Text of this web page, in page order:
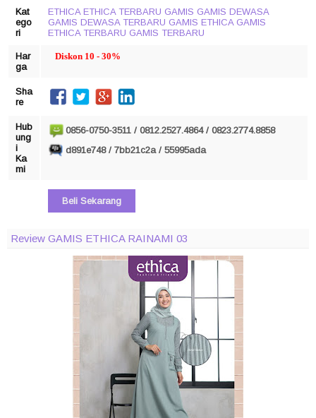
Kat
ego
ri
ETHICA ETHICA TERBARU GAMIS GAMIS DEWASA
GAMIS DEWASA TERBARU GAMIS ETHICA GAMIS
ETHICA TERBARU GAMIS TERBARU
Har
ga
Diskon 10 - 30%
Sha
re
Hub
ung
i
Ka
mi
0856-0750-3511 / 0812.2527.4864 / 0823.2774.8858
d891e748 / 7bb21c2a / 55995ada
Beli Sekarang
Review GAMIS ETHICA RAINAMI 03